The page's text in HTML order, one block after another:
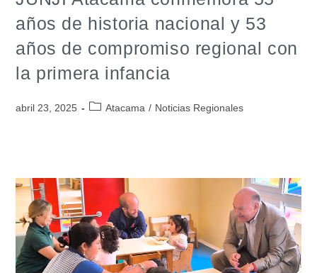
años de historia nacional y 53
años de compromiso regional con
la primera infancia
abril 23, 2025 Atacama / Noticias Regionales